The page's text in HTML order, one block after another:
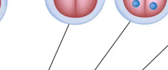
服务 医生团队 幸福笑容 套餐和优惠